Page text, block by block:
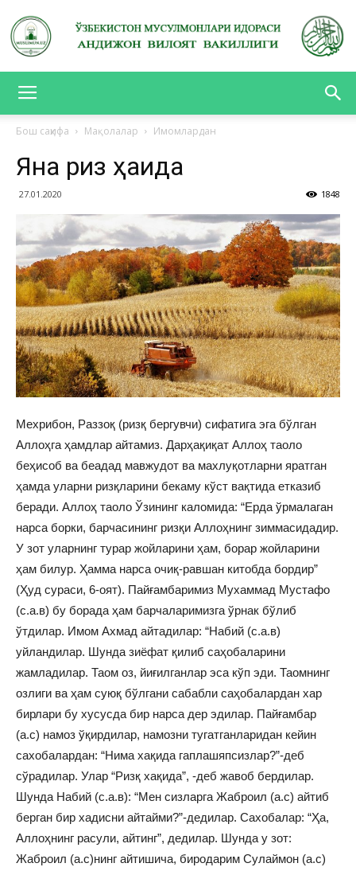
ВИЛОЯТ
ВАКИЛЛИГИ
Бош саҳифа Мақолалар Имомлардан
Яна ризқ ҳақида
27.01.2020 1848
Мехрибон, Раззоқ (ризқ бергувчи) сифатига эга бўлган
Аллоҳга ҳамдлар айтамиз. Дарҳақиқат Аллоҳ таоло
беҳисоб ва беадад мавжудот ва махлуқотларни яратган
ҳамда уларни ризқларини бекаму кўст вақтида етказиб
беради. Аллоҳ таоло Ўзининг каломида: “Ерда ўрмалаган
нарса борки, барчасининг ризқи Аллоҳнинг зиммасидадир.
У зот уларнинг турар жойларини ҳам, борар жойларини
ҳам билур. Ҳамма нарса очиқ-равшан китобда бордир”
(Ҳуд сураси, 6-оят). Пайғамбаримиз Мухаммад Мустафо
(с.а.в) бу борада ҳам барчаларимизга ўрнак бўлиб
ўтдилар. Имом Ахмад айтадилар: “Набий (с.а.в)
уйландилар. Шунда зиёфат қилиб саҳобаларини
жамладилар. Таом оз, йиғилганлар эса кўп эди. Таомнинг
озлиги ва ҳам суюқ бўлгани сабабли саҳобалардан хар
бирлари бу хусусда бир нарса дер эдилар. Пайғамбар
(а.с) намоз ўқирдилар, намозни тугатганларидан кейин
сахобалардан: “Нима хақида гаплашяпсизлар?”-деб
сўрадилар. Улар “Ризқ хақида”, -деб жавоб бердилар.
Шунда Набий (с.а.в): “Мен сизларга Жаброил (а.с) айтиб
берган бир хадисни айтайми?”-дедилар. Сахобалар: “Ҳа,
Аллоҳнинг расули, айтинг”, дедилар. Шунда у зот:
Жаброил (а.с)нинг айтишича, биродарим Сулаймон (а.с)